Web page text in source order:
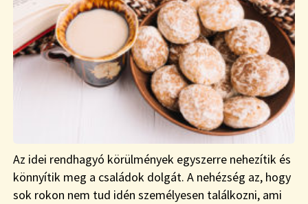
Az idei rendhagyó körülmények egyszerre nehezítik és
könnyítik meg a családok dolgát. A nehézség az, hogy
sok rokon nem tud idén személyesen találkozni, ami